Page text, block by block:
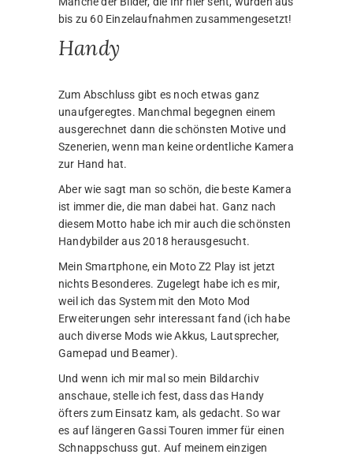
bis zu 60 Einzelaufnahmen zusammengesetzt!
Handy
Zum Abschluss gibt es noch etwas ganz
unaufgeregtes. Manchmal begegnen einem
ausgerechnet dann die schönsten Motive und
Szenerien, wenn man keine ordentliche Kamera
zur Hand hat.
Aber wie sagt man so schön, die beste Kamera
ist immer die, die man dabei hat. Ganz nach
diesem Motto habe ich mir auch die schönsten
Handybilder aus 2018 herausgesucht.
Mein Smartphone, ein Moto Z2 Play ist jetzt
nichts Besonderes. Zugelegt habe ich es mir,
weil ich das System mit den Moto Mod
Erweiterungen sehr interessant fand (ich habe
auch diverse Mods wie Akkus, Lautsprecher,
Gamepad und Beamer).
Und wenn ich mir mal so mein Bildarchiv
anschaue, stelle ich fest, dass das Handy
öfters zum Einsatz kam, als gedacht. So war
es auf längeren Gassi Touren immer für einen
Schnappschuss gut. Auf meinem einzigen